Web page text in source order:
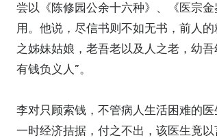
尝以《陈修园公余十六种》、《医宗
用。他说，尽信书则不如无书，前人
之姊妹姑娘，老吾老以及人之老，幼
有钱负义人”。
李对只顾索钱，不管病人生活困难的
一时经济拮据，付之不出，该医生竟